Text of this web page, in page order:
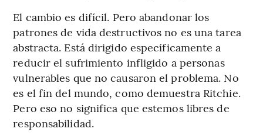
El cambio es difícil. Pero abandonar los
patrones de vida destructivos no es una tarea
abstracta. Está dirigido específicamente a
reducir el sufrimiento infligido a personas
vulnerables que no causaron el problema. No
es el fin del mundo, como demuestra Ritchie.
Pero eso no significa que estemos libres de
responsabilidad.